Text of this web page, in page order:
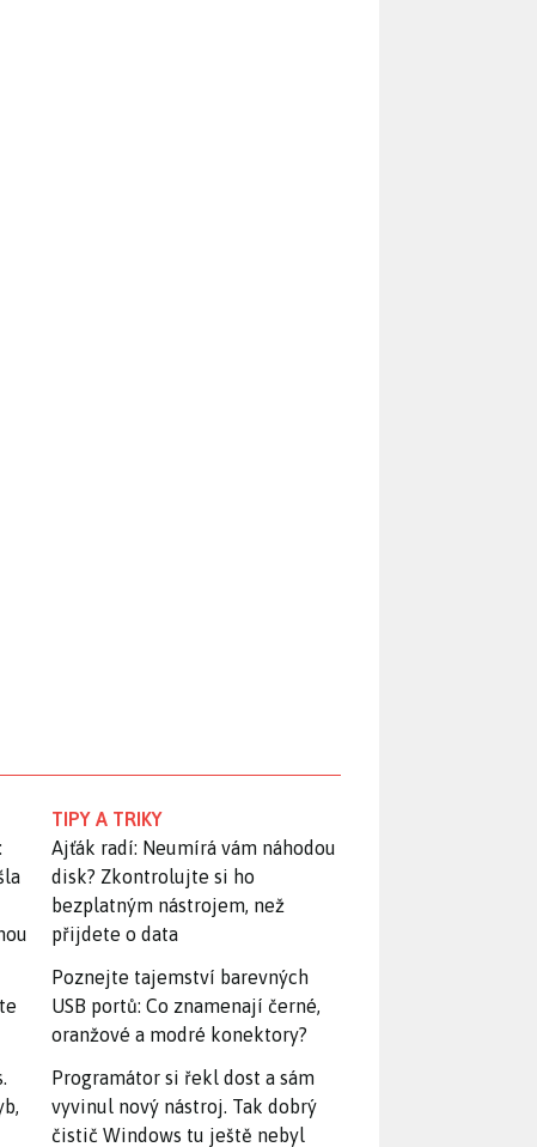
TIPY A TRIKY
Ajťák radí: Neumírá vám náhodou
disk? Zkontrolujte si ho
bezplatným nástrojem, než
přijdete o data
Poznejte tajemství barevných
USB portů: Co znamenají černé,
oranžové a modré konektory?
Programátor si řekl dost a sám
vyvinul nový nástroj. Tak dobrý
čistič Windows tu ještě nebyl